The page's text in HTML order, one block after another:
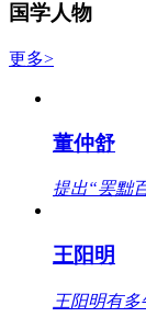
国学人物
更多>
董仲舒
提出“罢黜
王阳明
王阳明有